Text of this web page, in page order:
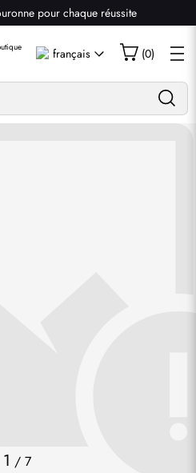
pour chaque réussite
français (0)
1 / 7
commentaire
cet article sont autorisés à